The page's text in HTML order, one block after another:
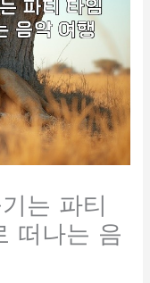
는 파티
떠나는 음